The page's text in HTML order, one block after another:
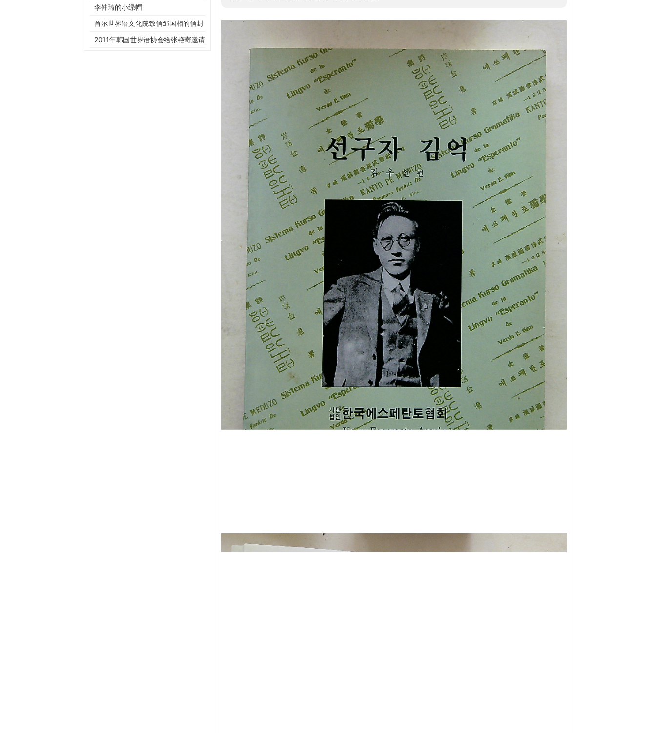
李仲琦的小绿帽
首尔世界语文化院致信邹国相的信封
2011年韩国世界语协会给张艳寄邀请